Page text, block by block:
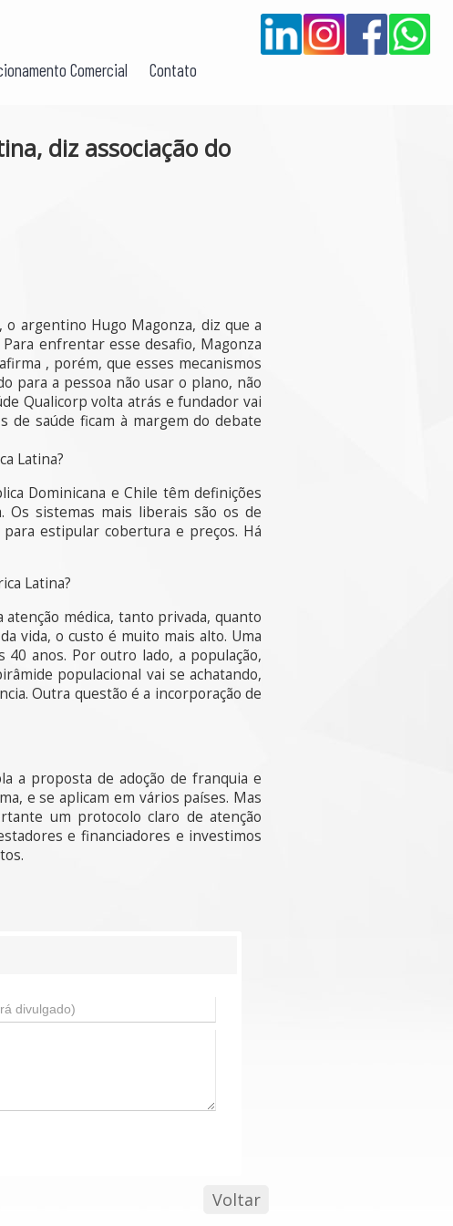
Comercial Contato
diz associação do
o argentino Hugo Magonza, diz que a
enfrentar esse desafio, Magonza
, porém, que esses mecanismos
para a pessoa não usar o plano, não
Qualicorp volta atrás e fundador vai
de saúde ficam à margem do debate
Latina?
Dominicana e Chile têm definições
sistemas mais liberais são os de
estipular cobertura e preços. Há
Latina?
médica, tanto privada, quanto
vida, o custo é muito mais alto. Uma
anos. Por outro lado, a população,
populacional vai se achatando,
Outra questão é a incorporação de
a proposta de adoção de franquia e
e se aplicam em vários países. Mas
um protocolo claro de atenção
e financiadores e investimos
Voltar